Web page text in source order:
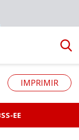
IMPRIMIR
EE